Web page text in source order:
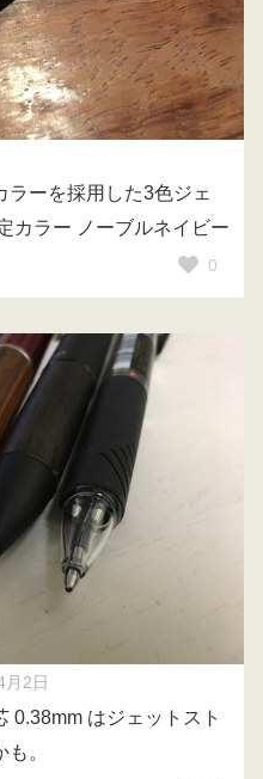
ラーを採用した3色ジェ
カラー ノーブルネイビー
0
月2日
0.38mm はジェットスト
。